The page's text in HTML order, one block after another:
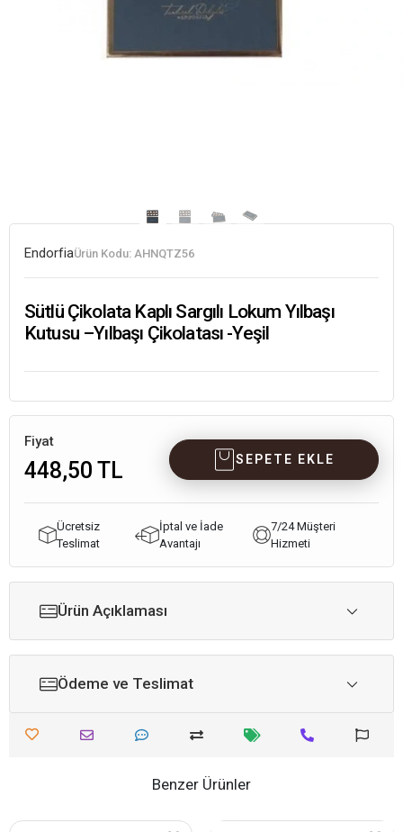
EndorfiaÜrün Kodu: AHNQTZ56
Sütlü Çikolata Kaplı Sargılı Lokum Yılbaşı
Kutusu –Yılbaşı Çikolatası -Yeşil
Fiyat
448,50 TL SEPETE EKLE
Ücretsiz
Teslimat
İptal ve İade
Avantajı
7/24 Müşteri
Hizmeti
Ürün Açıklaması
Ödeme ve Teslimat
Benzer Ürünler